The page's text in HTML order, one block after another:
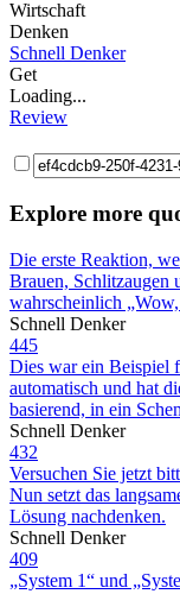
Wirtschaft
Denken
Schnell Denker
Get
Loading...
Review
Explore more
Die erste Reaktion,
Brauen, Schlitzaugen
wahrscheinlich
Schnell Denker
445
Dies war ein Beispiel
automatisch und hat
basierend, in ein
Schnell Denker
432
Versuchen Sie jetzt
Nun setzt das
Lösung nachdenken.
Schnell Denker
409
„System 1“ und